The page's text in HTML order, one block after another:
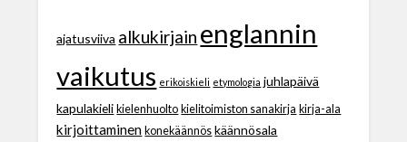
ajatusviiva alkukirjain englannin
vaikutus erikoiskieli etymologia juhlapäivä
kapulakieli kielenhuolto kielitoimiston sanakirja kirja-ala
kirjoittaminen konekäännös käännösala